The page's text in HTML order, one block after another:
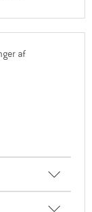
af